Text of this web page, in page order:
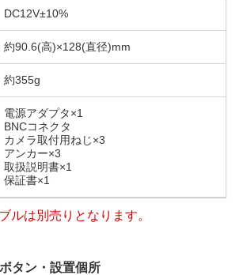
DC12V±10%
約90.6(高)×128(直径)mm
約355g
電源アダプタ×1
BNCコネクタ
カメラ取付用ねじ×3
アンカー×3
取扱説明書×1
保証書×1
ルは別売りとなります。
タン・設置個所